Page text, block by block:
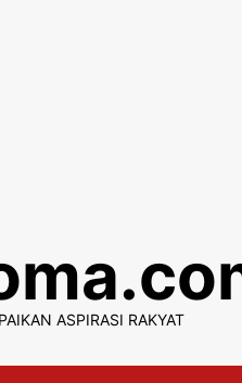
ASPIRASI RAKYAT